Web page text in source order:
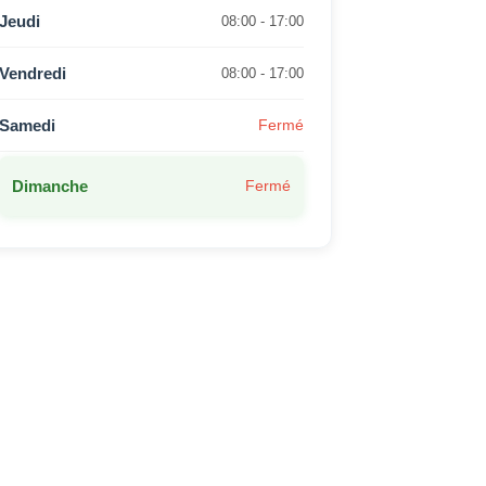
Jeudi 08:00 - 17:00
Vendredi 08:00 - 17:00
Samedi Fermé
Dimanche Fermé